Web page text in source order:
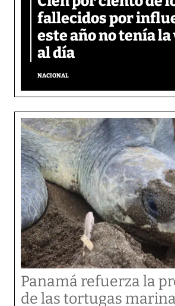
fallecidos por
este año no tenía
al día
NACIONAL
Panamá refuerza la
de las tortugas